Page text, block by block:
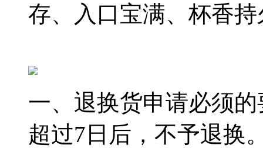
存、入口宝满、杯香持
一、退换货申请必须
超过7日后，不予退换